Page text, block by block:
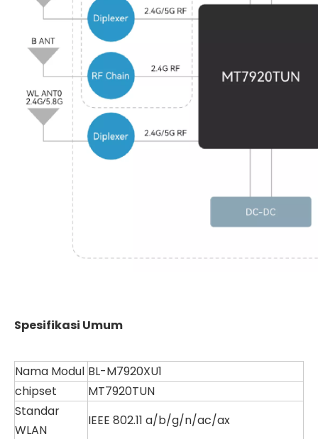
Spesifikasi Umum
Nama Modul BL-M7920XU1
chipset
MT7920TUN
Standar
WLAN
IEEE 802.11 a/b/g/n/ac/ax